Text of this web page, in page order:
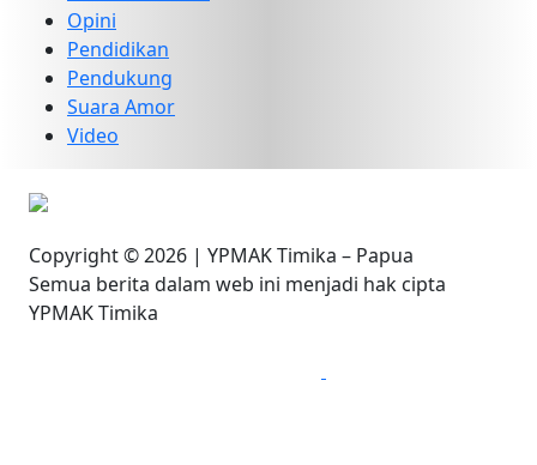
Opini
Pendidikan
Pendukung
Suara Amor
Video
Copyright © 2026 | YPMAK Timika – Papua
Semua berita dalam web ini menjadi hak cipta
YPMAK Timika